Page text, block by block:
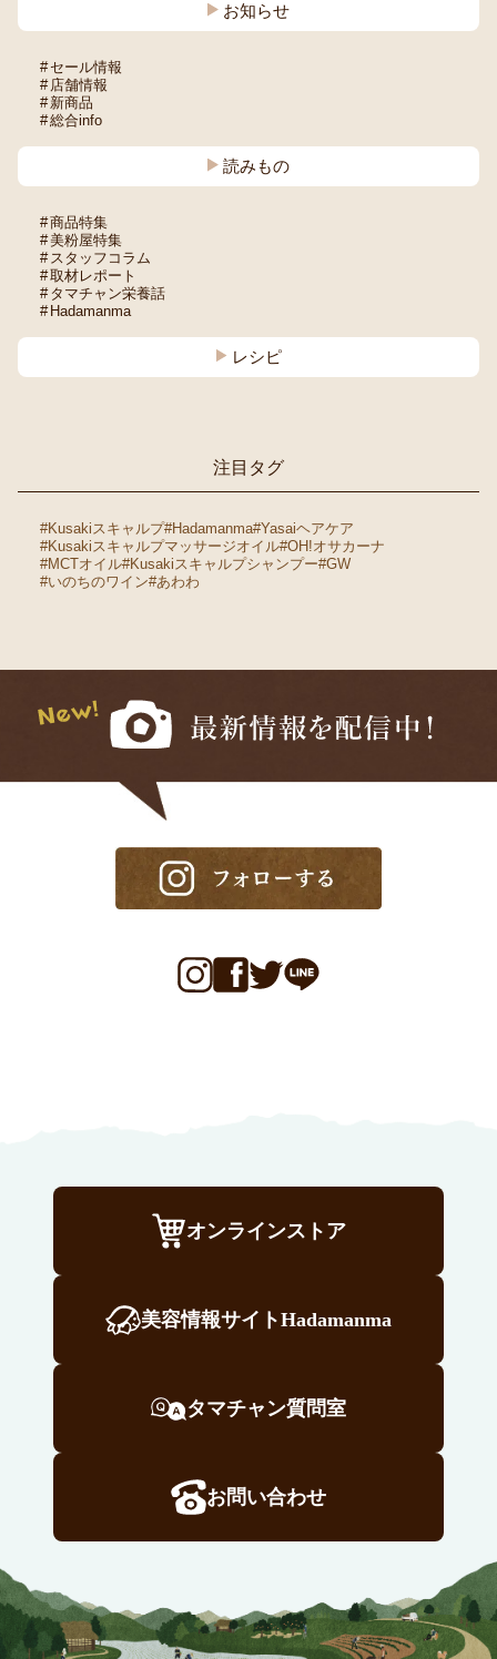
お知らせ
セール情報
店舗情報
新商品
総合info
読みもの
商品特集
美粉屋特集
スタッフコラム
取材レポート
タマチャン栄養話
Hadamanma
レシピ
注目タグ
#Kusakiスキャルプ#Hadamanma#Yasaiヘアケア
#Kusakiスキャルプマッサージオイル#OH!オサカーナ
#MCTオイル#Kusakiスキャルプシャンプー#GW
#いのちのワイン#あわわ
オンラインストア
美容情報サイトHadamanma
タマチャン質問室
お問い合わせ